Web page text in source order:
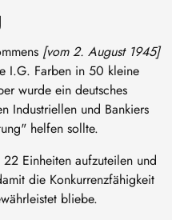
[vom 2. August 1945]
I.G. Farben in 50 kleine
wurde ein deutsches
Industriellen und Bankiers
helfen sollte.
Einheiten aufzuteilen und
die Konkurrenzfähigkeit
bliebe.